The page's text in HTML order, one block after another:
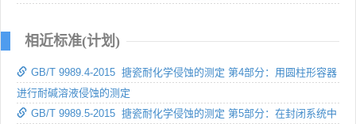
相近标准(计划)
GB/T 9989.4-2015 搪瓷耐化学侵蚀的测定 第4部分：用圆柱形容器
进行耐碱溶液侵蚀的测定
GB/T 9989.5-2015 搪瓷耐化学侵蚀的测定 第5部分：在封闭系统中